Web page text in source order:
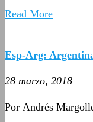
Read More
Esp-Arg:
28 marzo, 2018
Por Andrés